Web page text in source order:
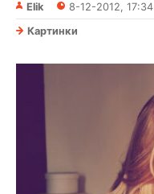
Elik 8-12-2012, 17:34
Картинки